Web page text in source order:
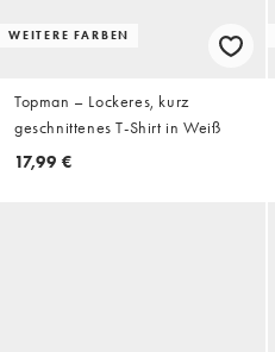
WEITERE FARBEN
Topman – Lockeres, kurz
geschnittenes T-Shirt in Weiß
17,99 €